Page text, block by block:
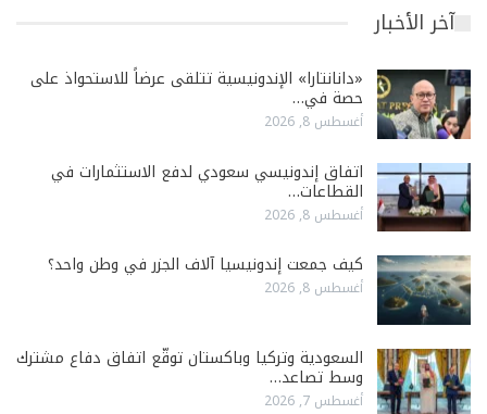
آخر الأخبار
«دانانتارا» الإندونيسية تتلقى عرضاً للاستحواذ على
حصة في…
أغسطس 8, 2026
اتفاق إندونيسي سعودي لدفع الاستثمارات في
القطاعات…
أغسطس 8, 2026
كيف جمعت إندونيسيا آلاف الجزر في وطن واحد؟
أغسطس 8, 2026
السعودية وتركيا وباكستان توقّع اتفاق دفاع مشترك
وسط تصاعد…
أغسطس 7, 2026